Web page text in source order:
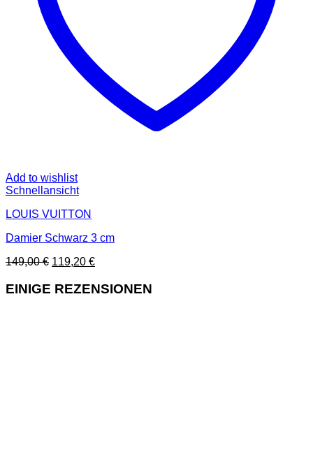
Add to wishlist
Schnellansicht
LOUIS VUITTON
Damier Schwarz 3 cm
149,00€ Ursprünglicher
war:
119,20 €Aktueller
ist:
EINIGE REZENSIONEN